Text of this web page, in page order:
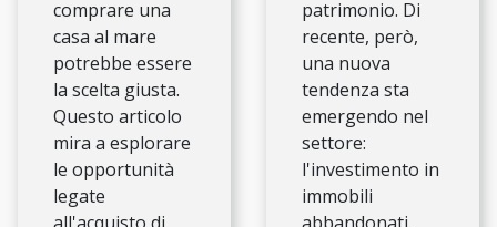
comprare una
casa al mare
potrebbe essere
la scelta giusta.
Questo articolo
mira a esplorare
le opportunità
legate
patrimonio. Di
recente, però,
una nuova
tendenza sta
emergendo nel
settore:
l'investimento in
immobili